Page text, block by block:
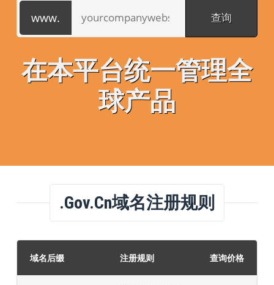
在本平台统一管理全
球产品
.gov.cn域名注册规则
域名后缀 注册规则 查询价格